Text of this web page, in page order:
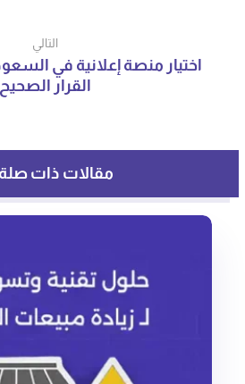
التالي
اختيار منصة إعلانية في
القرار الصحيح
مقالات ذات صلة